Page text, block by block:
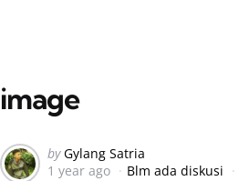
image
Posted
by
by Gylang Satria
1 year ago
Blm ada diskusi